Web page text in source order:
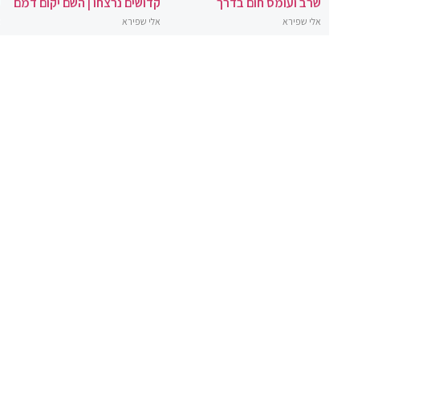
אלי שפירא אלי שפירא